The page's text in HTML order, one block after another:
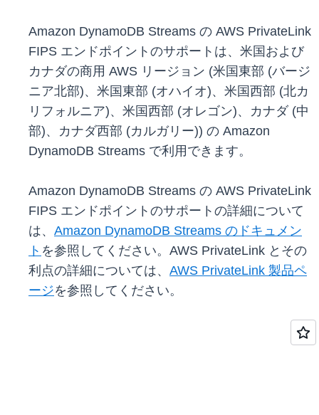
Amazon DynamoDB Streams の AWS PrivateLink
FIPS エンドポイントのサポートは、米国および
カナダの商用 AWS リージョン (米国東部 (バージ
ニア北部)、米国東部 (オハイオ)、米国西部 (北カ
リフォルニア)、米国西部 (オレゴン)、カナダ (中
部)、カナダ西部 (カルガリー)) の Amazon
DynamoDB Streams で利用できます。
Amazon DynamoDB Streams の AWS PrivateLink
FIPS エンドポイントのサポートの詳細について
は、 Amazon DynamoDB Streams のドキュメン
ト を参照してください。AWS PrivateLink とその
利点の詳細については、 AWS PrivateLink 製品ペ
ージを参照してください。